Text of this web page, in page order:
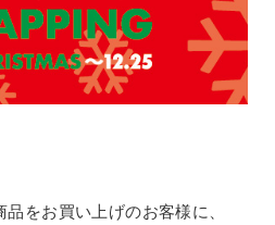
をお買い上げのお客様に、